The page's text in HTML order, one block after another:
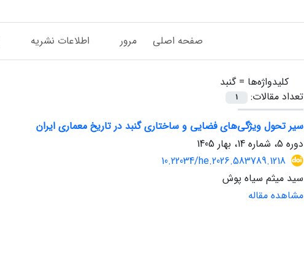
صفحه اصلی مرور اطلاعات نشریه
کلیدواژه‌ها =گنبد
تعداد مقالات:
1
سیر تحول ویژگی‌های فضایی و ساختاری گنبد در تاریخ معماری ایران
دوره 5، شماره 14، بهار 1405
10.22034/he.2026.583789.1218
سید میثم سیاه پوش
مشاهده مقاله